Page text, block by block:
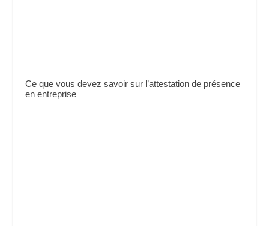
Ce que vous devez savoir sur l’attestation de présence
en entreprise